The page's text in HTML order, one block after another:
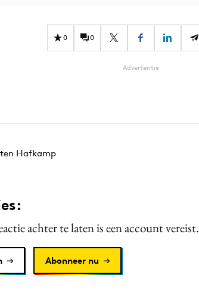
0 0
Advertentie
Hafkamp
achter te laten is een account vereist.
Abonneer nu